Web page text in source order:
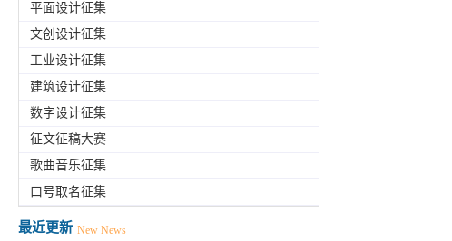
平面设计征集
文创设计征集
工业设计征集
建筑设计征集
数字设计征集
征文征稿大赛
歌曲音乐征集
口号取名征集
最近更新 New News